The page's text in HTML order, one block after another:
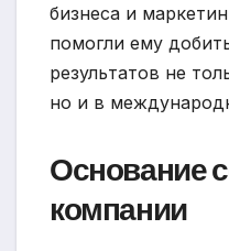
бизнеса и
помогли ему
результатов не
но и в
Основание
компании